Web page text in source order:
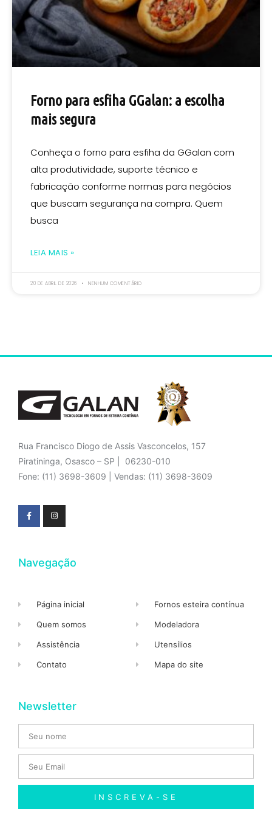
Forno para esfiha GGalan: a escolha
mais segura
Conheça o forno para esfiha da GGalan com
alta produtividade, suporte técnico e
fabricação conforme normas para negócios
que buscam segurança na compra. Quem
busca
LEIA MAIS »
20 DE ABRIL DE 2026 NENHUM COMENTÁRIO
Rua Francisco Diogo de Assis Vasconcelos, 157
Piratininga, Osasco – SP | 06230-010
Fone: (11) 3698-3609 | Vendas: (11) 3698-3609
Navegação
Página inicial
Quem somos
Assistência
Contato
Fornos esteira contínua
Modeladora
Utensílios
Mapa do site
Newsletter
INSCREVA-SE